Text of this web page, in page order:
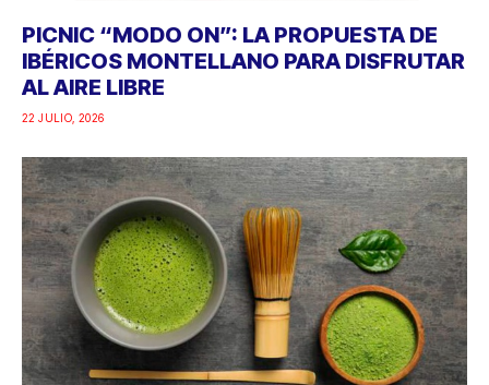
PICNIC “MODO ON”: LA PROPUESTA DE
IBÉRICOS MONTELLANO PARA DISFRUTAR
AL AIRE LIBRE
22 JULIO, 2026